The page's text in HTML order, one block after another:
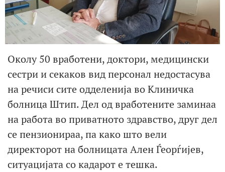
Околу 50 вработени, доктори, медицински
сестри и секаков вид персонал недостасува
на речиси сите одделенија во Клиничка
болница Штип. Дел од вработените заминаа
на работа во приватното здравство, друг дел
се пензионираа, па како што вели
директорот на болницата Ален Ѓеорѓијев,
ситуацијата со кадарот е тешка.